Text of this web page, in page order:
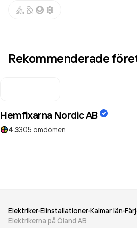
Rekommenderade
Hemfixarna Nordic AB
4.3305 omdömen
Elektriker Elinstallationer Kalmar län
Elektrikerna på Öland AB